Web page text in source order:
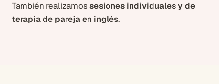
También realizamos sesiones individuales y de
terapia de pareja en inglés.